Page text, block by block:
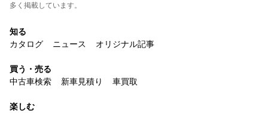
多く掲載しています。
知る
カタログ
ニュース オリジナル記事
買う・売る
中古車検索
新車見積り 車買取
楽しむ